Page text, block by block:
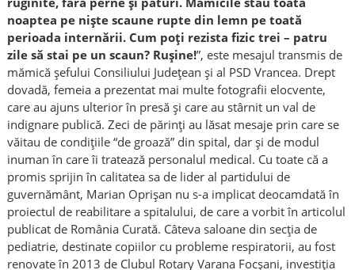
noaptea pe nişte scaune rupte din lemn pe toată
perioada internării. Cum poţi rezista fizic trei – patru
zile să stai pe un scaun? Ruşine!”, este mesajul transmis de
mămică şefului Consiliului Judeţean şi al PSD Vrancea. Drept
dovadă, femeia a prezentat mai multe fotografii elocvente,
care au ajuns ulterior în presă şi care au stârnit un val de
indignare publică. Zeci de părinţi au lăsat mesaje prin care se
văitau de condiţiile “de groază” din spital, dar şi de modul
inuman în care îi tratează personalul medical. Cu toate că a
promis sprijin în calitatea sa de lider al partidului de
guvernământ, Marian Oprişan nu s-a implicat deocamdată în
proiectul de reabilitare a spitalului, de care a vorbit în articolul
publicat de România Curată. Câteva saloane din secţia de
pediatrie, destinate copiilor cu probleme respiratorii, au fost
renovate în 2013 de Clubul Rotary Varana Focşani, investiţia